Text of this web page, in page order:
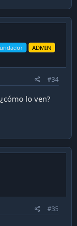
ADMIN
#34
lo ven?
#35